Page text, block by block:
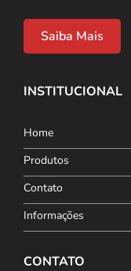
Saiba Mais
INSTITUCIONAL
Home
Produtos
Contato
Informações
CONTATO